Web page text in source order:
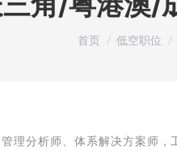
您在这里：
首页 低空职位
理分析师、体系解决方案师 ，